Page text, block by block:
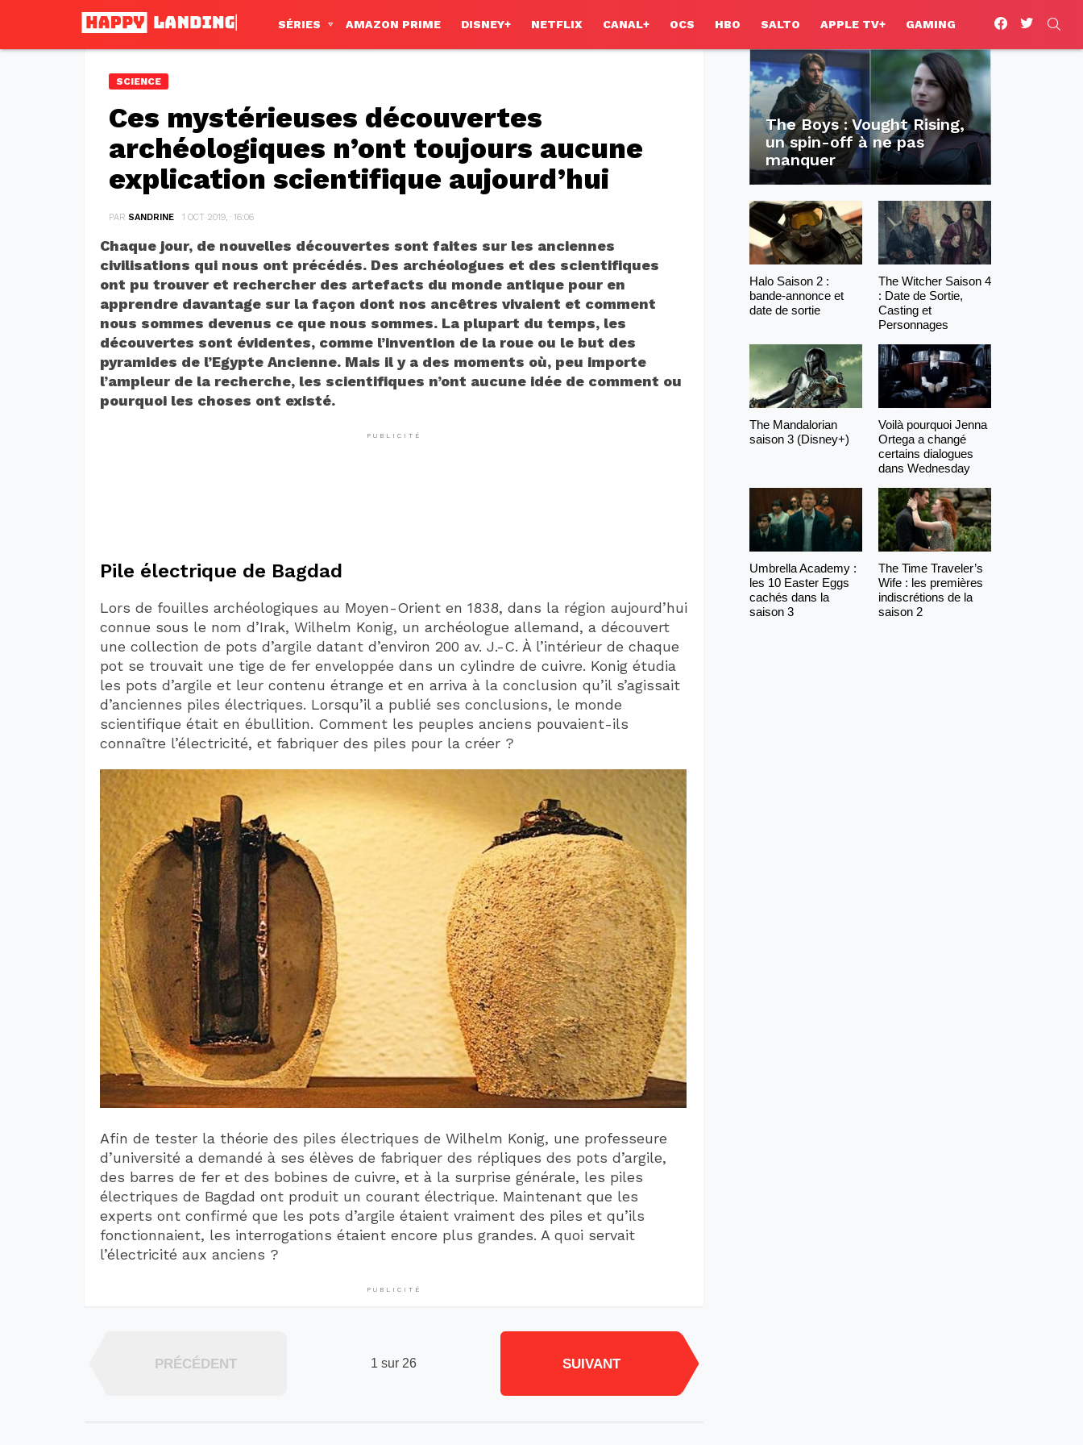
SÉRIES AMAZON PRIME DISNEY+ NETFLIX CANAL+ OCS HBO SALTO APPLE TV+ GAMING
facebooktwitter
SCIENCE
Ces mystérieuses découvertes
archéologiques n’ont toujours aucune
explication scientifique aujourd’hui
PAR SANDRINE 1 OCT 2019, · 16:06
Chaque jour, de nouvelles découvertes sont faites sur les anciennes
civilisations qui nous ont précédés. Des archéologues et des scientifiques
ont pu trouver et rechercher des artefacts du monde antique pour en
apprendre davantage sur la façon dont nos ancêtres vivaient et comment
nous sommes devenus ce que nous sommes. La plupart du temps, les
découvertes sont évidentes, comme l’invention de la roue ou le but des
pyramides de l’Egypte Ancienne. Mais il y a des moments où, peu importe
l’ampleur de la recherche, les scientifiques n’ont aucune idée de comment ou
pourquoi les choses ont existé.
PUBLICITÉ
Pile électrique de Bagdad
Lors de fouilles archéologiques au Moyen-Orient en 1838, dans la région aujourd’hui
connue sous le nom d’Irak, Wilhelm Konig, un archéologue allemand, a découvert
une collection de pots d’argile datant d’environ 200 av. J.-C. À l’intérieur de chaque
pot se trouvait une tige de fer enveloppée dans un cylindre de cuivre. Konig étudia
les pots d’argile et leur contenu étrange et en arriva à la conclusion qu’il s’agissait
d’anciennes piles électriques. Lorsqu’il a publié ses conclusions, le monde
scientifique était en ébullition. Comment les peuples anciens pouvaient-ils
connaître l’électricité, et fabriquer des piles pour la créer ?
Afin de tester la théorie des piles électriques de Wilhelm Konig, une professeure
d’université a demandé à ses élèves de fabriquer des répliques des pots d’argile,
des barres de fer et des bobines de cuivre, et à la surprise générale, les piles
électriques de Bagdad ont produit un courant électrique. Maintenant que les
experts ont confirmé que les pots d’argile étaient vraiment des piles et qu’ils
fonctionnaient, les interrogations étaient encore plus grandes. A quoi servait
l’électricité aux anciens ?
PUBLICITÉ
1 sur 26
PRÉCÉDENT SUIVANT
The Boys : Vought Rising,
un spin-off à ne pas
manquer
Halo Saison 2 :
bande-annonce et
date de sortie
The Witcher Saison 4
: Date de Sortie,
Casting et
Personnages
The Mandalorian
saison 3 (Disney+)
Voilà pourquoi Jenna
Ortega a changé
certains dialogues
dans Wednesday
Umbrella Academy :
les 10 Easter Eggs
cachés dans la
saison 3
The Time Traveler’s
Wife : les premières
indiscrétions de la
saison 2